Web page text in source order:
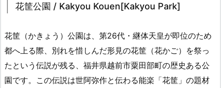
花筐公園 / Kakyou Kouen[Kakyou Park]
花筐（かきょう）公園は、第26代・継体天皇が即位のため
都へ上る際、別れを惜しんだ形見の花筐（花かご）を祭っ
たという伝説が残る、福井県越前市粟田部町の歴史ある公
園です。この伝説は世阿弥作と伝わる能楽「花筐」の題材